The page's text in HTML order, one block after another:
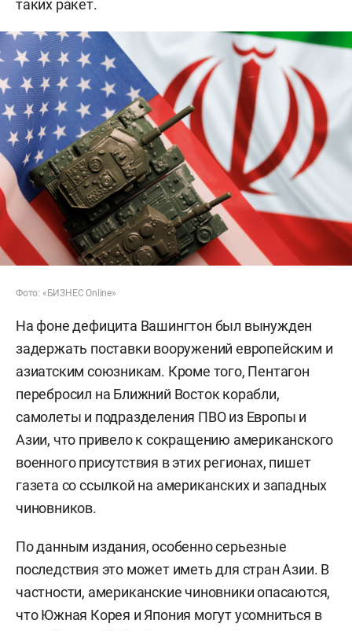
таких ракет.
Фото: «БИЗНЕС Online»
На фоне дефицита Вашингтон был вынужден
задержать поставки вооружений европейским и
азиатским союзникам. Кроме того, Пентагон
перебросил на Ближний Восток корабли,
самолеты и подразделения ПВО из Европы и
Азии, что привело к сокращению американского
военного присутствия в этих регионах, пишет
газета со ссылкой на американских и западных
чиновников.
По данным издания, особенно серьезные
последствия это может иметь для стран Азии. В
частности, американские чиновники опасаются,
что Южная Корея и Япония могут усомниться в